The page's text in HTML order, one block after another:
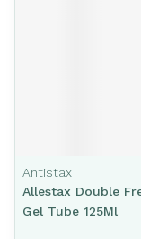
Antistax
Allestax Double
Gel Tube 125Ml